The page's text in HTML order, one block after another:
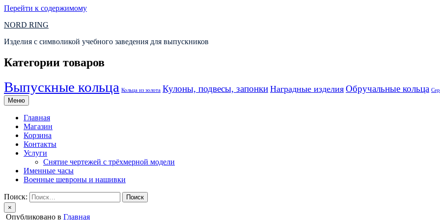
Перейти к содержимому
NORD RING
Изделия с символикой учебного заведения для выпускников
Категории товаров
Выпускные кольца Кольца из золота Кулоны, подвесы, запонки Наградные изделия Обручальные кольца
Меню
Главная
Магазин
Корзина
Контакты
Услуги
Снятие чертежей с трёхмерной модели
Именные часы
Военные шевроны и нашивки
Поиск:
×
Опубликовано в Главная